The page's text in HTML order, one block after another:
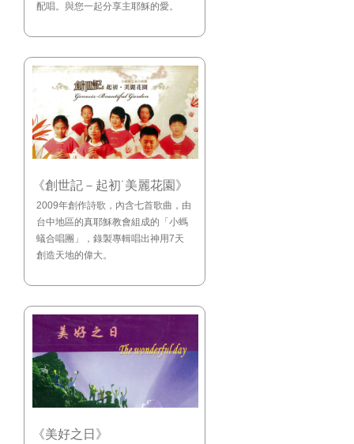
配唱。與您一起分享主耶穌的愛。
《創世記－起初˙美麗花園》
2009年創作詩歌，內含七首歌曲，由
台中地區的真耶穌教會組成的「小螞
蟻合唱團」，錄製專輯唱出神用7天
創造天地的偉大。
《美好之日》